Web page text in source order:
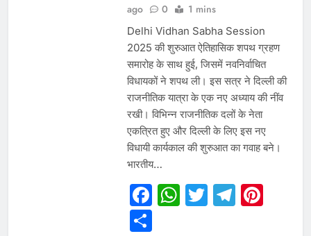
ago
0 1 mins
Delhi Vidhan Sabha Session
2025 की शुरुआत ऐतिहासिक शपथ ग्रहण
समारोह के साथ हुई, जिसमें नवनिर्वाचित
विधायकों ने शपथ ली। इस सत्र ने दिल्ली की
राजनीतिक यात्रा के एक नए अध्याय की नींव
रखी। विभिन्न राजनीतिक दलों के नेता
एकत्रित हुए और दिल्ली के लिए इस नए
विधायी कार्यकाल की शुरुआत का गवाह बने।
भारतीय…
Facebook
WhatsApp
Twitter
Share